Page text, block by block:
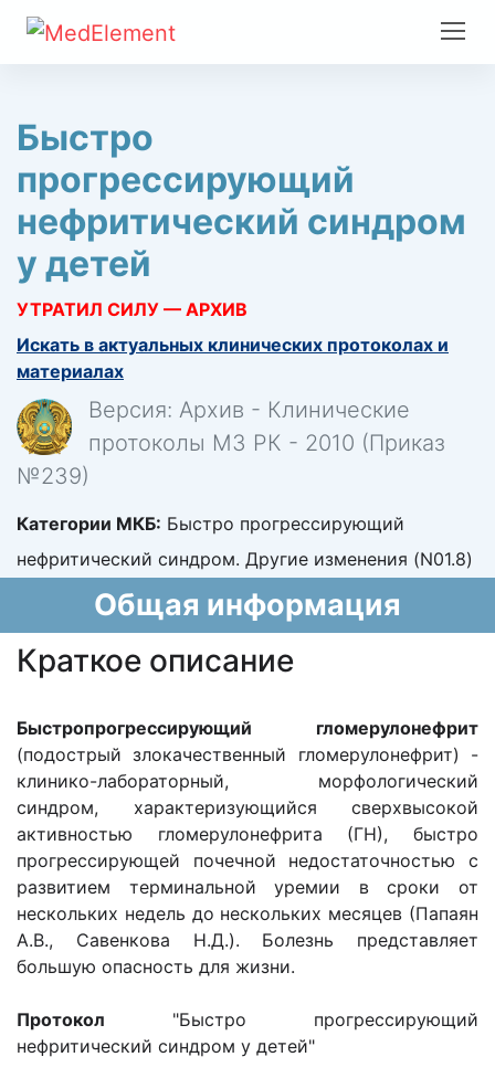
Быстро
прогрессирующий
нефритический синдром
у детей
УТРАТИЛ СИЛУ — АРХИВ
Искать в актуальных клинических протоколах и
материалах
Версия: Архив - Клинические
протоколы МЗ РК - 2010 (Приказ
№239)
Категории МКБ: Быстро прогрессирующий
нефритический синдром. Другие изменения (N01.8)
Общая информация
Краткое описание
Быстропрогрессирующий гломерулонефрит
(подострый злокачественный гломерулонефрит) -
клинико-лабораторный, морфологический
синдром, характеризующийся сверхвысокой
активностью гломерулонефрита (ГН), быстро
прогрессирующей почечной недостаточностью с
развитием терминальной уремии в сроки от
нескольких недель до нескольких месяцев (Папаян
А.В., Савенкова Н.Д.). Болезнь представляет
большую опасность для жизни.
Протокол "Быстро прогрессирующий
нефритический синдром у детей"